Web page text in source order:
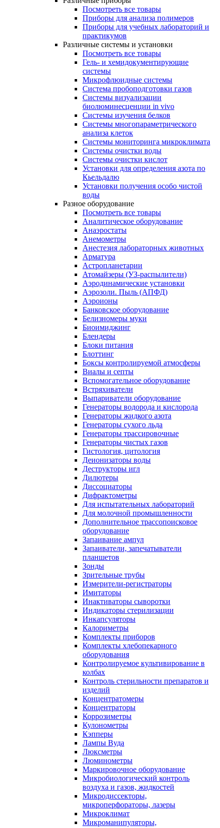
Посмотреть все товары
Приборы для анализа полимеров
Приборы для учебных лабораторий и
практикумов
Различные системы и установки
Посмотреть все товары
Гель- и хемидокументирующие
системы
Микрофлюидные системы
Система пробоподготовки газов
Системы визуализации
биолюминесценции in vivo
Системы изучения белков
Системы многопараметрического
анализа клеток
Системы мониторинга микроклимата
Системы очистки воды
Системы очистки кислот
Установки для определения азота по
Кьельдалю
Установки получения особо чистой
воды
Разное оборудование
Посмотреть все товары
Аналитическое оборудование
Анаэростаты
Анемометры
Анестезия лабораторных животных
Арматура
Астропланетарии
Атомайзеры (УЗ-распылители)
Аэродинамические установки
Аэрозоли. Пыль (АПФД)
Аэроионы
Банковское оборудование
Белизномеры муки
Биоимиджинг
Блендеры
Блоки питания
Блоттинг
Боксы контролируемой атмосферы
Виалы и септы
Вспомогательное оборудование
Встряхиватели
Выпариватели оборудование
Генераторы водорода и кислорода
Генераторы жидкого азота
Генераторы сухого льда
Генераторы трассировочные
Генераторы чистых газов
Гистология, цитология
Деионизаторы воды
Деструкторы игл
Дилютеры
Диссоциаторы
Дифрактометры
Для испытательных лабораторий
Для молочной промышленности
Дополнительное трассопоисковое
оборудование
Запаивание ампул
Запаиватели, запечатыватели
планшетов
Зонды
Зрительные трубы
Измерители-регистраторы
Имитаторы
Инактиваторы сыворотки
Индикаторы стерилизации
Инкапсуляторы
Калориметры
Комплекты приборов
Комплекты хлебопекарного
оборудования
Контролируемое культивирование в
колбах
Контроль стерильности препаратов и
изделий
Концентратомеры
Концентраторы
Коррозиметры
Кулонометры
Кэпперы
Лампы Вуда
Люксметры
Люминометры
Маркировочное оборудование
Микробиологический контроль
воздуха и газов, жидкостей
Микродиссекторы,
микроперфораторы, лазеры
Микроклимат
Микроманипуляторы,